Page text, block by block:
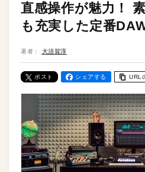
直感操作が魅力！
も充実した定番
著者： 大須賀淳
ポスト シェアする URL